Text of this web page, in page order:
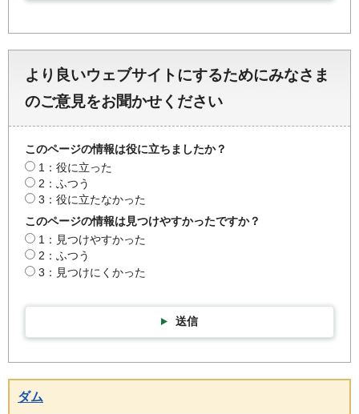
より良いウェブサイトにするためにみなさま
のご意見をお聞かせください
このページの情報は役に立ちましたか？
1：役に立った
2：ふつう
3：役に立たなかった
このページの情報は見つけやすかったですか？
1：見つけやすかった
2：ふつう
3：見つけにくかった
送信
ダム